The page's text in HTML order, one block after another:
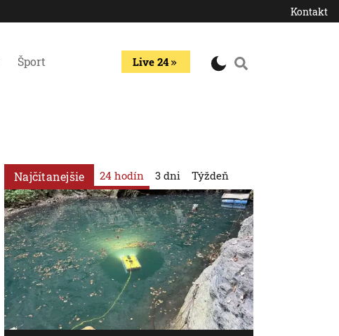
Kontakt
Šport Live 24
Najčítanejšie 24 hodín 3 dni Týždeň